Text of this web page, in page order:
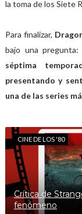
la toma de los Siete
Para finalizar,
bajo una pregunta:
séptima
presentando y
una de las series
CINE DE LOS '80
Crítica de
fenómeno